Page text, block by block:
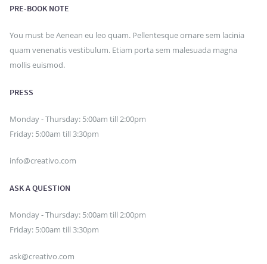
PRE-BOOK NOTE
You must be Aenean eu leo quam. Pellentesque ornare sem lacinia
quam venenatis vestibulum. Etiam porta sem malesuada magna
mollis euismod.
PRESS
Monday - Thursday: 5:00am till 2:00pm
Friday: 5:00am till 3:30pm
info@creativo.com
ASK A QUESTION
Monday - Thursday: 5:00am till 2:00pm
Friday: 5:00am till 3:30pm
ask@creativo.com